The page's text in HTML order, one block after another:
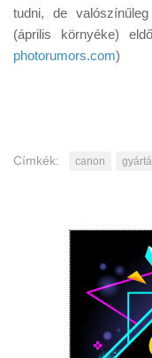
tudni, de
(április környéke)
photorumors.com)
Címkék: canon